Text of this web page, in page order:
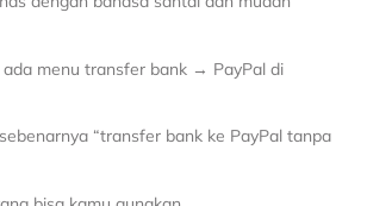
ada menu transfer bank → PayPal di
“transfer bank ke PayPal tanpa